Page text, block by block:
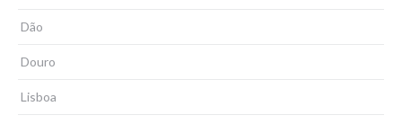
Dão
Douro
Lisboa